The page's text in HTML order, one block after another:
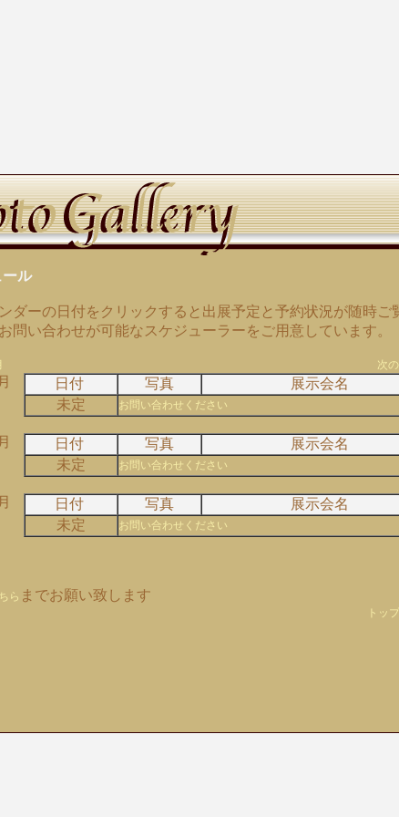
ル
ダーの日付をクリックすると出展予定と予約状況が随時ご
問い合わせが可能なスケジューラーをご用意しています。
次
日付 写真
展示会名
未定
お問い合わせください
日付 写真
展示会名
未定
お問い合わせください
日付 写真
展示会名
未定
お問い合わせください
ら までお願い致します
トッ